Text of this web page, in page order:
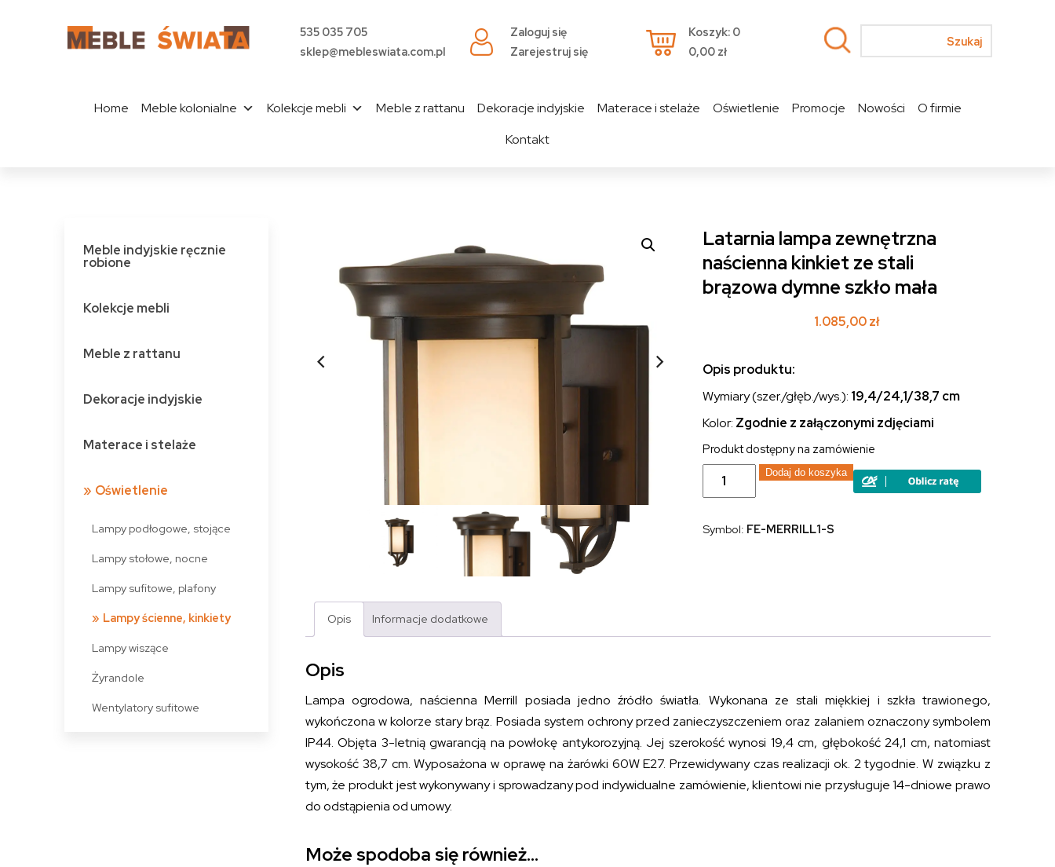
535 035 705
sklep@mebleswiata.com.pl
Zaloguj się
Zarejestruj się
Koszyk: 0
0,00 zł
Home Meble kolonialne Kolekcje mebli Meble z rattanu Dekoracje indyjskie Materace i stelaże Oświetlenie Promocje Nowości
O firmie
Kontakt
Meble indyjskie ręcznie
robione
Kolekcje mebli
Meble z rattanu
Dekoracje indyjskie
Materace i stelaże
Oświetlenie
Lampy podłogowe, stojące
Lampy stołowe, nocne
Lampy sufitowe, plafony
Lampy ścienne, kinkiety
Lampy wiszące
Żyrandole
Wentylatory sufitowe
Latarnia lampa zewnętrzna
naścienna kinkiet ze stali
brązowa dymne szkło mała
1.085,00zł
Opis produktu:
Wymiary (szer./głęb./wys.): 19,4/24,1/38,7 cm
Kolor: Zgodnie z załączonymi zdjęciami
Produkt dostępny na zamówienie
ilość
Latarnia
lampa
kinkiet
Dodaj do koszyka
Symbol: FE-MERRILL1-S
Opis Informacje dodatkowe
Opis
Lampa ogrodowa, naścienna Merrill posiada jedno źródło światła. Wykonana ze stali miękkiej i szkła trawionego,
wykończona w kolorze stary brąz. Posiada system ochrony przed zanieczyszczeniem oraz zalaniem oznaczony symbolem
IP44. Objęta 3-letnią gwarancją na powłokę antykorozyjną. Jej szerokość wynosi 19,4 cm, głębokość 24,1 cm, natomiast
wysokość 38,7 cm. Wyposażona w oprawę na żarówki 60W E27. Przewidywany czas realizacji ok. 2 tygodnie. W związku z
tym, że produkt jest wykonywany i sprowadzany pod indywidualne zamówienie, klientowi nie przysługuje 14-dniowe prawo
do odstąpienia od umowy.
Może spodoba się również…